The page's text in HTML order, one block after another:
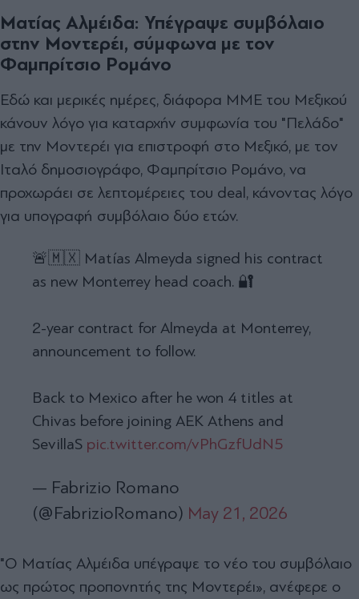
Ματίας Αλμέιδα: Υπέγραψε συμβόλαιο
στην Μοντερέι, σύμφωνα με τον
Φαμπρίτσιο Ρομάνο
Εδώ και μερικές ημέρες, διάφορα ΜΜΕ του Μεξικού
κάνουν λόγο για καταρχήν συμφωνία του "Πελάδο"
με την Μοντερέι για επιστροφή στο Μεξικό, με τον
Ιταλό δημοσιογράφο, Φαμπρίτσιο Ρομάνο, να
προχωράει σε λεπτομέρειες του deal, κάνοντας λόγο
για υπογραφή συμβόλαιο δύο ετών.
🚨🇲🇽 Matías Almeyda signed his contract
as new Monterrey head coach. 🔐
2-year contract for Almeyda at Monterrey,
announcement to follow.
Back to Mexico after he won 4 titles at
Chivas before joining AEK Athens and
SevillaS pic.twitter.com/vPhGzfUdN5
— Fabrizio Romano
(@FabrizioRomano) May 21, 2026
"Ο Ματίας Αλμέιδα υπέγραψε το νέο του συμβόλαιο
ως πρώτος προπονητής της Μοντερέι», ανέφερε ο